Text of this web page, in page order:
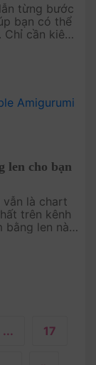
từng bước
bạn có thể
cần kiên
len cho bạn
vẫn là chart
trên kênh
bằng len này
... 17